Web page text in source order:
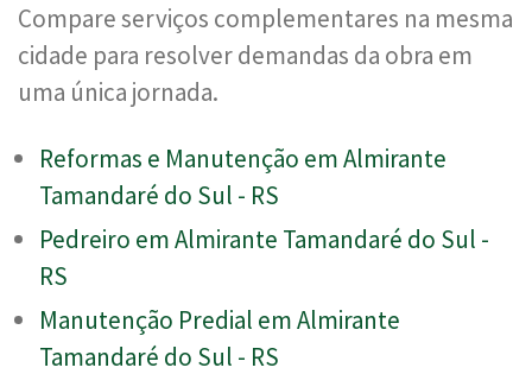
Compare serviços complementares na mesma
cidade para resolver demandas da obra em
uma única jornada.
Reformas e Manutenção em Almirante
Tamandaré do Sul - RS
Pedreiro em Almirante Tamandaré do Sul -
RS
Manutenção Predial em Almirante
Tamandaré do Sul - RS